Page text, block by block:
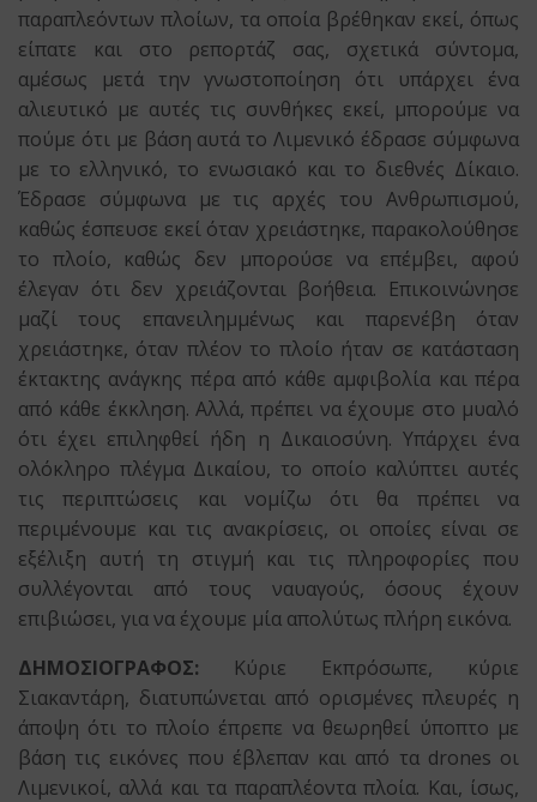
παραπλεόντων πλοίων, τα οποία βρέθηκαν εκεί, όπως
είπατε και στο ρεπορτάζ σας, σχετικά σύντομα,
αμέσως μετά την γνωστοποίηση ότι υπάρχει ένα
αλιευτικό με αυτές τις συνθήκες εκεί, μπορούμε να
πούμε ότι με βάση αυτά το Λιμενικό έδρασε σύμφωνα
με το ελληνικό, το ενωσιακό και το διεθνές Δίκαιο.
Έδρασε σύμφωνα με τις αρχές του Ανθρωπισμού,
καθώς έσπευσε εκεί όταν χρειάστηκε, παρακολούθησε
το πλοίο, καθώς δεν μπορούσε να επέμβει, αφού
έλεγαν ότι δεν χρειάζονται βοήθεια. Επικοινώνησε
μαζί τους επανειλημμένως και παρενέβη όταν
χρειάστηκε, όταν πλέον το πλοίο ήταν σε κατάσταση
έκτακτης ανάγκης πέρα από κάθε αμφιβολία και πέρα
από κάθε έκκληση. Αλλά, πρέπει να έχουμε στο μυαλό
ότι έχει επιληφθεί ήδη η Δικαιοσύνη. Υπάρχει ένα
ολόκληρο πλέγμα Δικαίου, το οποίο καλύπτει αυτές
τις περιπτώσεις και νομίζω ότι θα πρέπει να
περιμένουμε και τις ανακρίσεις, οι οποίες είναι σε
εξέλιξη αυτή τη στιγμή και τις πληροφορίες που
συλλέγονται από τους ναυαγούς, όσους έχουν
επιβιώσει, για να έχουμε μία απολύτως πλήρη εικόνα.
ΔΗΜΟΣΙΟΓΡΑΦΟΣ: Κύριε Εκπρόσωπε, κύριε
Σιακαντάρη, διατυπώνεται από ορισμένες πλευρές η
άποψη ότι το πλοίο έπρεπε να θεωρηθεί ύποπτο με
βάση τις εικόνες που έβλεπαν και από τα drones οι
Λιμενικοί, αλλά και τα παραπλέοντα πλοία. Και, ίσως,